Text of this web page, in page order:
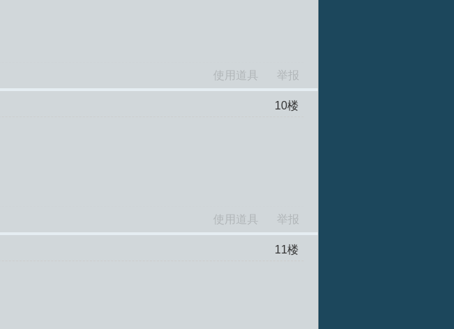
使用道具 举报
10楼
使用道具 举报
11楼